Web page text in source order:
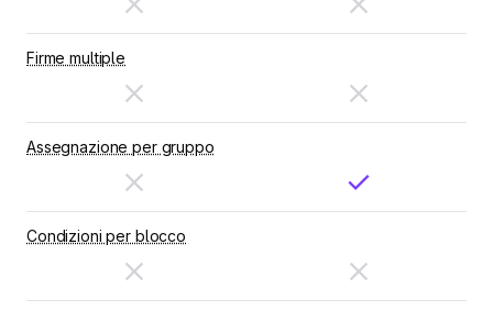
Firme multiple
Assegnazione per gruppo
Condizioni per blocco